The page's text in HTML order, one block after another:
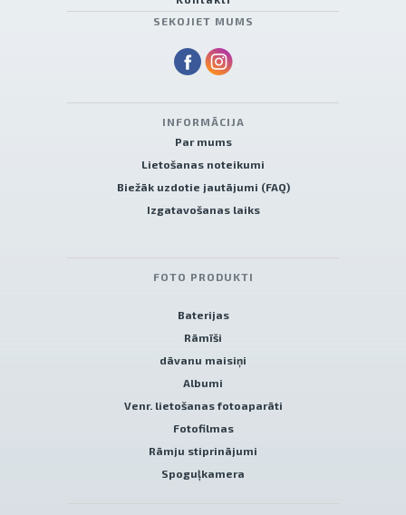
SEKOJIET MUMS
INFORMĀCIJA
Par mums
Lietošanas noteikumi
Biežāk uzdotie jautājumi (FAQ)
Izgatavošanas laiks
FOTO PRODUKTI
Baterijas
Rāmīši
dāvanu maisiņi
Albumi
Venr. lietošanas fotoaparāti
Fotofilmas
Rāmju stiprinājumi
Spoguļkamera